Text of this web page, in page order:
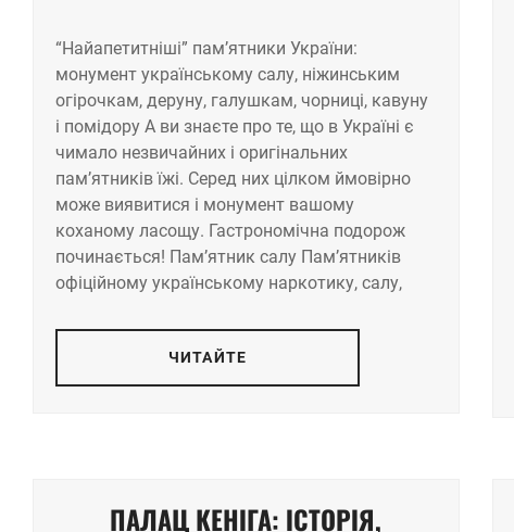
“Найапетитніші” пам’ятники України:
монумент українському салу, ніжинським
огірочкам, деруну, галушкам, чорниці, кавуну
і помідору А ви знаєте про те, що в Україні є
чимало незвичайних і оригінальних
пам’ятників їжі. Серед них цілком ймовірно
може виявитися і монумент вашому
коханому ласощу. Гастрономічна подорож
починається! Пам’ятник салу Пам’ятників
офіційному українському наркотику, салу,
ЧИТАЙТЕ
ПАЛАЦ КЕНІГА: ІСТОРІЯ,